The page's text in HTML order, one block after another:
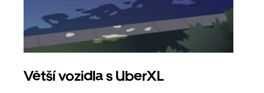
Větší vozidla s UberXL